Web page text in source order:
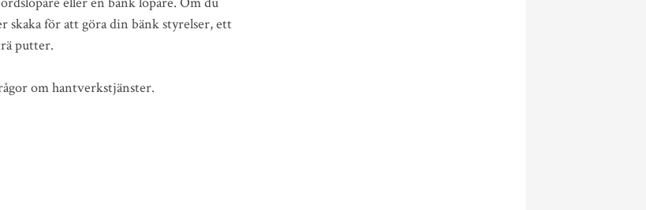
skaka för att göra din bänk styrelser, ett
putter.
om hantverkstjänster.